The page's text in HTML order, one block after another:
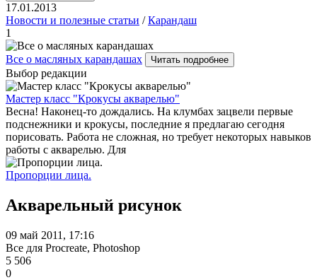
17.01.2013
Новости и полезные статьи /Карандаш
1
Все о масляных карандашах Читать подробнее
Выбор редакции
Мастер класс "Крокусы акварелью"
Весна! Наконец-то дождались. На клумбах зацвели первые
подснежники и крокусы, последние я предлагаю сегодня
порисовать. Работа не сложная, но требует некоторых навыков
работы с акварелью. Для
Пропорции лица.
Акварельный рисунок
09 май 2011, 17:16
Все для Procreate, Photoshop
5 506
0